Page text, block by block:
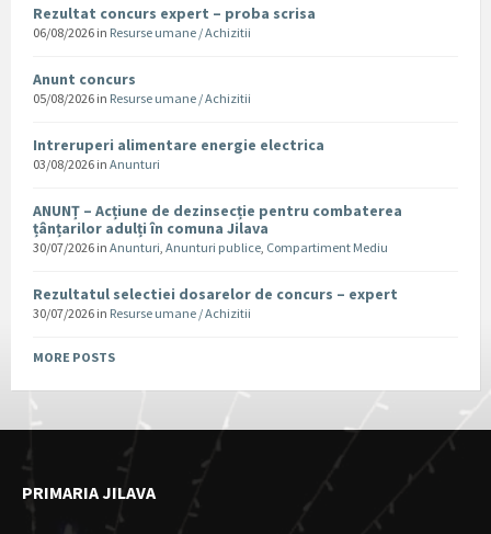
Rezultat concurs expert – proba scrisa
06/08/2026 in Resurse umane / Achizitii
Anunt concurs
05/08/2026 in Resurse umane / Achizitii
Intreruperi alimentare energie electrica
03/08/2026 in Anunturi
ANUNȚ – Acțiune de dezinsecție pentru combaterea
țânțarilor adulți în comuna Jilava
30/07/2026 in Anunturi, Anunturi publice, Compartiment Mediu
Rezultatul selectiei dosarelor de concurs – expert
30/07/2026 in Resurse umane / Achizitii
MORE POSTS
PRIMARIA JILAVA